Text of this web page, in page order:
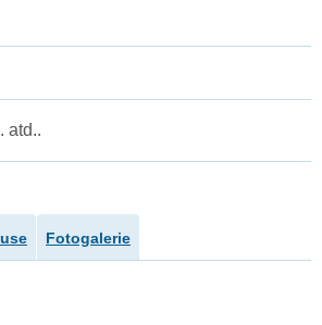
atd..
Fotogalerie